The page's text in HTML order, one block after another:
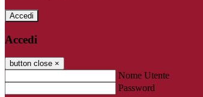
Accedi
Accedi
button close ×
Nome Utente
Password